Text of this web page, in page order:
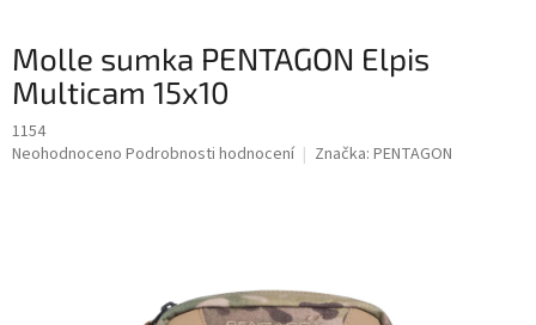
Molle sumka PENTAGON Elpis
Multicam 15x10
1154
Průměrné
Neohodnoceno Podrobnosti hodnocení Značka: PENTAGON